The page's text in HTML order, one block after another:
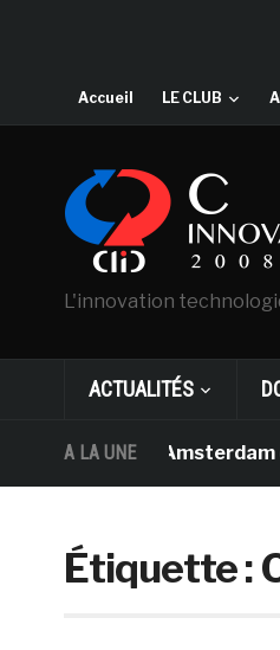
Accueil LE CLUB
L'innovation
ACTUALITÉS
A LA UNE
Gogh d’Amsterdam et
Étiquette :